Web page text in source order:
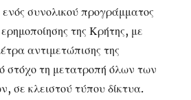
συνολικού προγράμματος
της Κρήτης, με
αντιμετώπισης της
στόχο τη μετατροπή όλων των
σε κλειστού τύπου δίκτυα.